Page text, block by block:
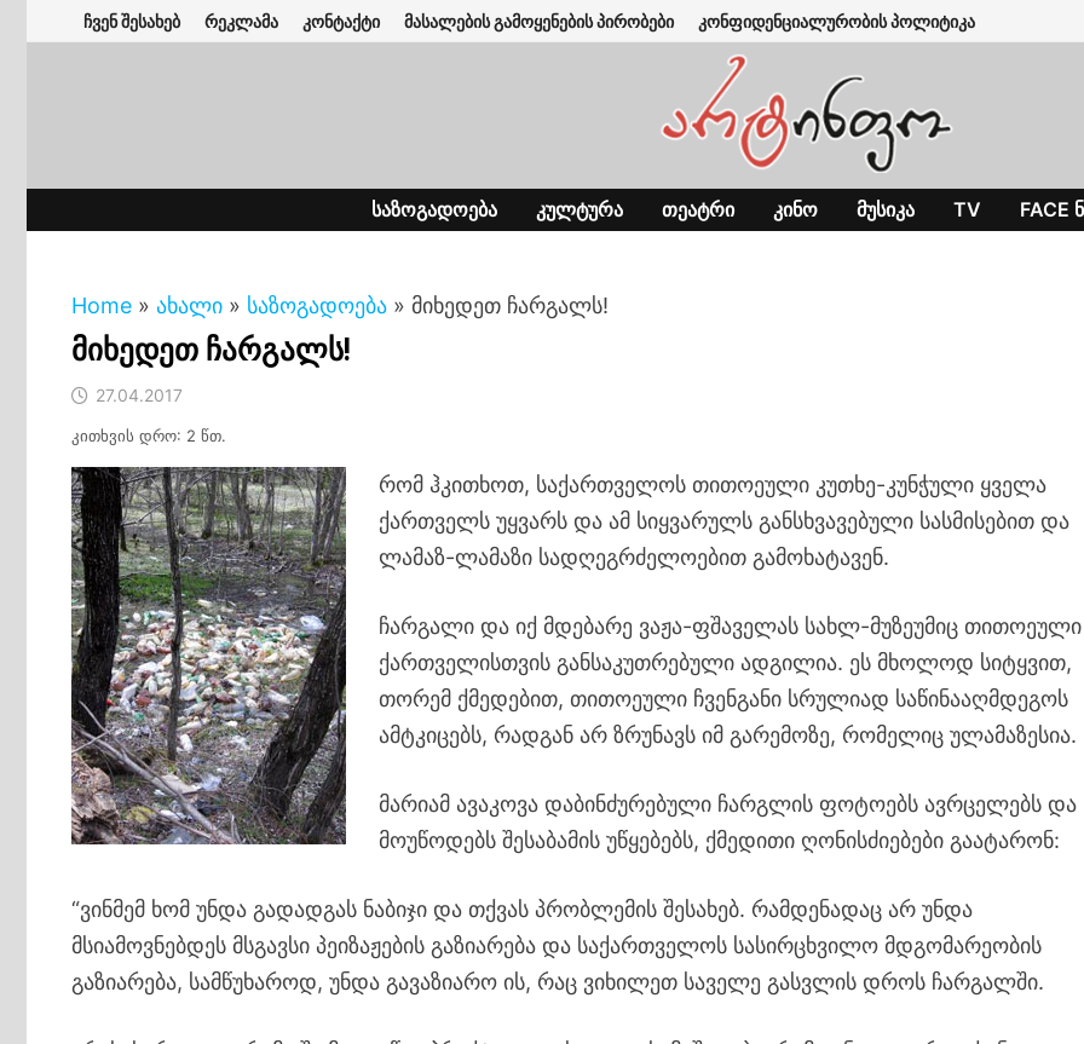
to
ჩვენ შესახებ რეკლამა კონტაქტი მასალების გამოყენების პირობები კონფიდენციალურობის პოლიტიკა
ᲡᲐᲖᲝᲒᲐᲓᲝᲔᲑᲐ ᲙᲣᲚᲢᲣᲠᲐ ᲗᲔᲐᲢᲠᲘ ᲙᲘᲜᲝ ᲛᲣᲡᲘᲙᲐ TV FACE
Home » ახალი » საზოგადოება » მიხედეთ ჩარგალს!
მიხედეთ ჩარგალს!
27.04.2017
კითხვის დრო: 2 წთ.
რომ ჰკითხოთ, საქართველოს თითოეული კუთხე-კუნჭული ყველა
ქართველს უყვარს და ამ სიყვარულს განსხვავებული სასმისებით და
ლამაზ-ლამაზი სადღეგრძელოებით გამოხატავენ.
ჩარგალი და იქ მდებარე ვაჟა-ფშაველას სახლ-მუზეუმიც თითოეული
ქართველისთვის განსაკუთრებული ადგილია. ეს მხოლოდ სიტყვით,
თორემ ქმედებით, თითოეული ჩვენგანი სრულიად საწინააღმდეგოს
ამტკიცებს, რადგან არ ზრუნავს იმ გარემოზე, რომელიც ულამაზესია.
მარიამ ავაკოვა დაბინძურებული ჩარგლის ფოტოებს ავრცელებს და
მოუწოდებს შესაბამის უწყებებს, ქმედითი ღონისძიებები გაატარონ:
“ვინმემ ხომ უნდა გადადგას ნაბიჯი და თქვას პრობლემის შესახებ. რამდენადაც არ უნდა
მსიამოვნებდეს მსგავსი პეიზაჟების გაზიარება და საქართველოს სასირცხვილო მდგომარეობის
გაზიარება, სამწუხაროდ, უნდა გავაზიარო ის, რაც ვიხილეთ საველე გასვლის დროს ჩარგალში.